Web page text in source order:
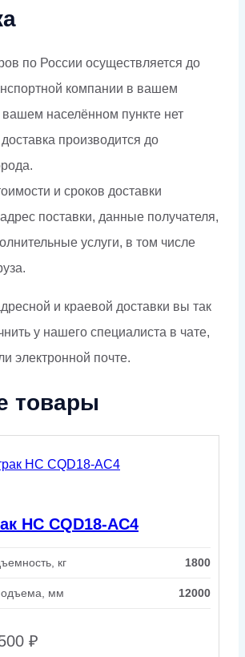
по России осуществляется до
компании в вашем
населённом пункте нет
производится до
и сроков доставки
поставки, данные получателя,
услуги, в том числе
и краевой доставки вы так
у нашего специалиста в чате,
электронной почте.
товары
HC CQD18-AC4
кг 1800
мм 12000
₽